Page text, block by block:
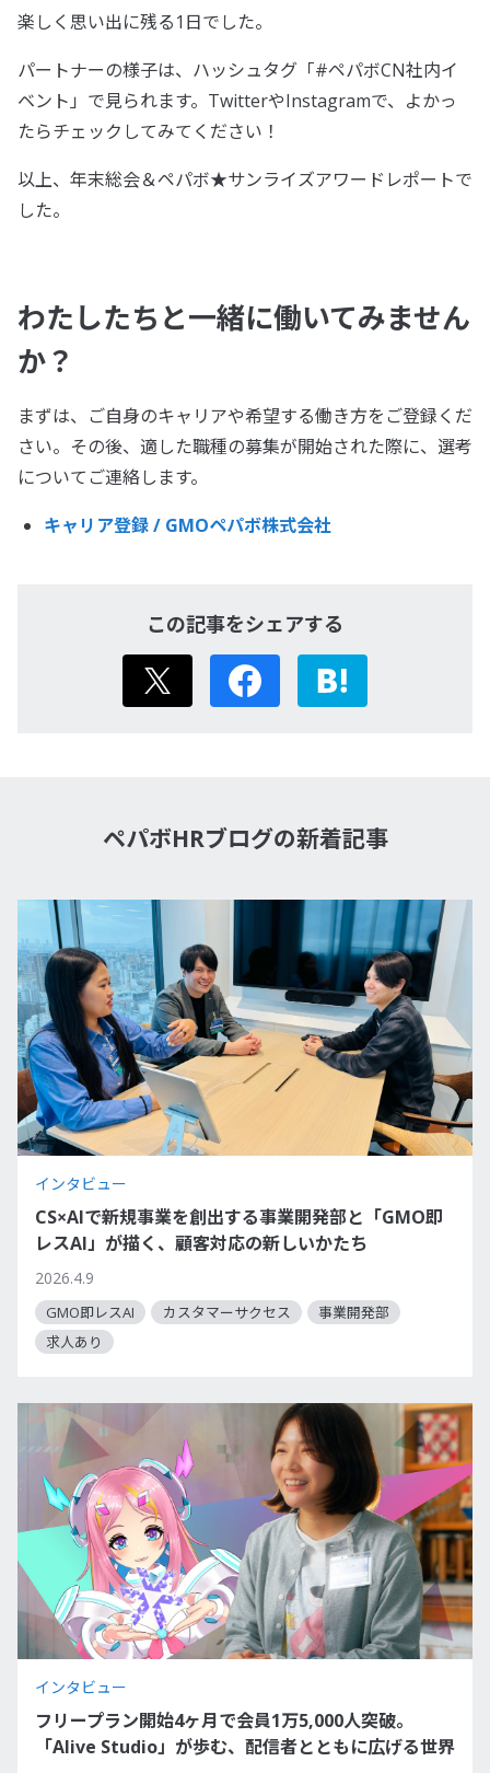
楽しく思い出に残る1日でした。
パートナーの様子は、ハッシュタグ「#ペパボCN社内イ
ベント」で見られます。TwitterやInstagramで、よかっ
たらチェックしてみてください！
以上、年末総会＆ペパボ★サンライズアワードレポートで
した。
わたしたちと一緒に働いてみません
か？
まずは、ご自身のキャリアや希望する働き方をご登録くだ
さい。その後、適した職種の募集が開始された際に、選考
についてご連絡します。
キャリア登録 / GMOペパボ株式会社
この記事をシェアする
Facebook
ペパボHRブログの新着記事
インタビュー
CS×AIで新規事業を創出する事業開発部と「GMO即
レスAI」が描く、顧客対応の新しいかたち
2026.4.9
GMO即レスAI カスタマーサクセス
事業開発部
求人あり
インタビュー
フリープラン開始4ヶ月で会員1万5,000人突破。
「Alive Studio」が歩む、配信者とともに広げる世界